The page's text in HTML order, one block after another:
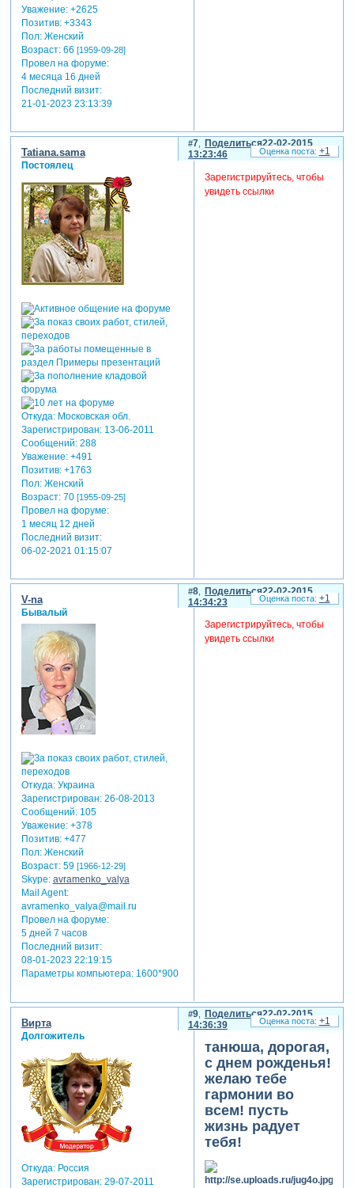
Уважение: +2625
Позитив: +3343
Пол:Женский
Возраст:66 [1959-09-28]
Провел на форуме:
4 месяца 16 дней
Последний визит:
21-01-2023 23:13:39
Поделиться
7
22-02-2015
13:23:46
Tatiana.sama
Постоялец
Откуда:Московская обл.
Зарегистрирован: 13-06-2011
Сообщений:288
Уважение: +491
Позитив: +1763
Пол:Женский
Возраст:70 [1955-09-25]
Провел на форуме:
1 месяц 12 дней
Последний визит:
06-02-2021 01:15:07
Зарегистрируйтесь, чтобы
увидеть ссылки
+1
Поделиться
8
22-02-2015
14:34:23
V-na
Бывалый
Откуда:Украина
Зарегистрирован: 26-08-2013
Сообщений:105
Уважение: +378
Позитив: +477
Пол:Женский
Возраст:59 [1966-12-29]
Skype: avramenko_valya
Mail Agent:
avramenko_valya@mail.ru
Провел на форуме:
5 дней 7 часов
Последний визит:
08-01-2023 22:19:15
Параметры компьютера:1600*900
Зарегистрируйтесь, чтобы
увидеть ссылки
+1
Поделиться
9
22-02-2015
14:36:39
Вирта
Долгожитель
Откуда:Россия
Зарегистрирован: 29-07-2011
танюша, дорогая,
с днем рожденья!
желаю тебе
гармонии во
всем! пусть
жизнь радует
тебя!
+1